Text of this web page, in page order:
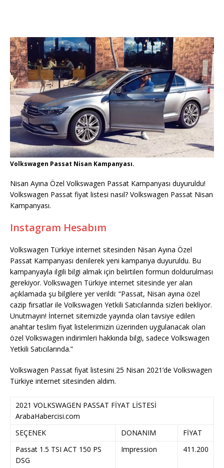
Volkswagen Passat Nisan Kampanyası.
Nisan Ayına Özel Volkswagen Passat Kampanyası duyuruldu!
Volkswagen Passat fiyat listesi nasıl? Volkswagen Passat Nisan
Kampanyası.
Instagram Hesabım
Volkswagen Türkiye internet sitesinden Nisan Ayına Özel
Passat Kampanyası denilerek yeni kampanya duyuruldu. Bu
kampanyayla ilgili bilgi almak için belirtilen formun doldurulması
gerekiyor. Volkswagen Türkiye internet sitesinde yer alan
açıklamada şu bilgilere yer verildi: “Passat, Nisan ayına özel
cazip fırsatlar ile Volkswagen Yetkili Satıcılarında sizleri bekliyor.
Unutmayın! İnternet sitemizde yayında olan tavsiye edilen
anahtar teslim fiyat listelerimizin üzerinden uygulanacak olan
özel Volkswagen indirimleri hakkında bilgi, sadece Volkswagen
Yetkili Satıcılarında.”
Volkswagen Passat fiyat listesini 25 Nisan 2021’de Volkswagen
Türkiye internet sitesinden aldım.
2021 VOLKSWAGEN PASSAT FİYAT LİSTESİ
ArabaHabercisi.com
SEÇENEK
DONANIM
FİYAT
Passat 1.5 TSI ACT 150 PS
DSG
Impression 411.200